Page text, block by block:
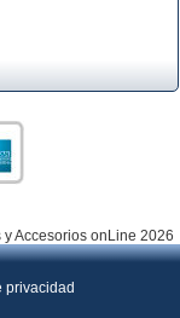
Accesorios onLine 2026
privacidad